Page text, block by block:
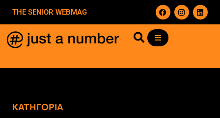
THE SENIOR WEBMAG
ΚΑΤΗΓΟΡΙΑ